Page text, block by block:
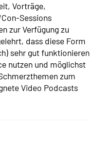
Vorträge,
Sessions
zur Verfügung zu
dass diese Form
sehr gut funktionieren
nutzen und möglichst
zum
Video Podcasts